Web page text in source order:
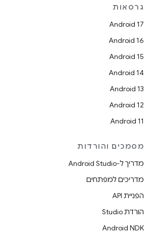
גרסאות
Android 17
Android 16
Android 15
Android 14
Android 13
Android 12
Android 11
מסמכים והורדות
מדריך ל-Android Studio
מדריכים למפתחים
הפניית API
הורדת Studio
Android NDK